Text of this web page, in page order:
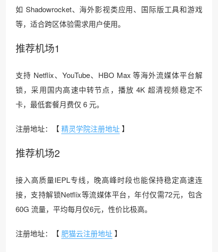
如 Shadowrocket、海外影视类应用、国际版工具和游戏
等，适合跨区体验需求用户使用。
推荐机场1
支持 Netflix、YouTube、HBO Max 等海外流媒体平台解
锁，采用国内高速中转节点，播放 4K 超清视频稳定不
卡，最低套餐月费仅 6 元。
注册地址：【精灵学院注册地址】
推荐机场2
接入高质量IEPL专线，晚高峰时段也能保持稳定高速连
接，支持解锁Netflix等流媒体平台，年付仅需72元，包含
60G 流量，平均每月仅6元，性价比极高。
注册地址：【 肥猫云注册地址】